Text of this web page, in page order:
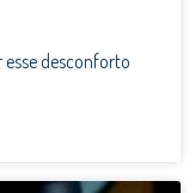
desconforto